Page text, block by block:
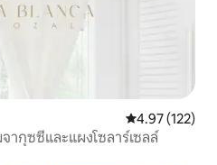
คะแนนเฉลี่ย
4.97 (122)
ากุซซี่และแผงโซลาร์เซลล์